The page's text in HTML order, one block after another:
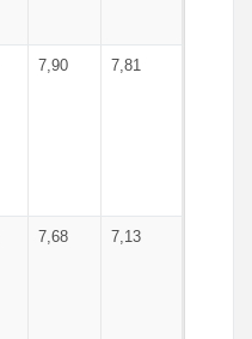
7,90 7,81
7,68 7,13